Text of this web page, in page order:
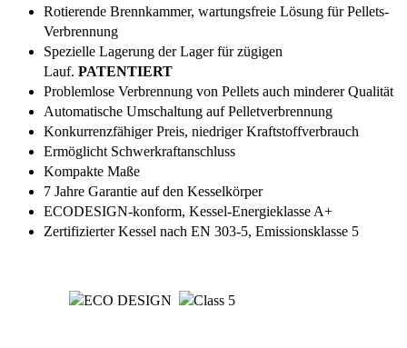
Rotierende Brennkammer, wartungsfreie Lösung für Pellets-
Verbrennung
Spezielle Lagerung der Lager für zügigen
Lauf. PATENTIERT
Problemlose Verbrennung von Pellets auch minderer Qualität
Automatische Umschaltung auf Pelletverbrennung
Konkurrenzfähiger Preis, niedriger Kraftstoffverbrauch
Ermöglicht Schwerkraftanschluss
Kompakte Maße
7 Jahre Garantie auf den Kesselkörper
ECODESIGN-konform, Kessel-Energieklasse A+
Zertifizierter Kessel nach EN 303-5, Emissionsklasse 5